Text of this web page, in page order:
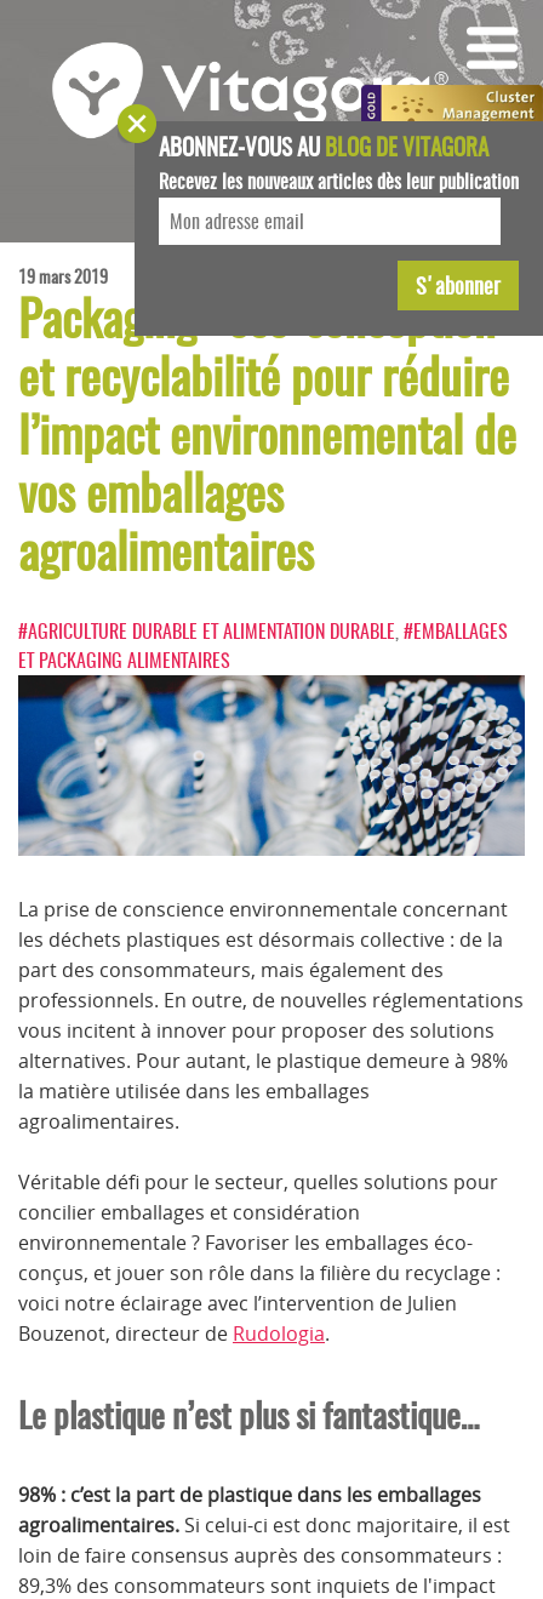
19 mars 2019
Packaging : éco-conception
et recyclabilité pour réduire
l’impact environnemental de
vos emballages
agroalimentaires
#AGRICULTURE DURABLE ET ALIMENTATION DURABLE #EMBALLAGES
ET PACKAGING ALIMENTAIRES
La prise de conscience environnementale concernant
les déchets plastiques est désormais collective : de la
part des consommateurs, mais également des
professionnels. En outre, de nouvelles réglementations
vous incitent à innover pour proposer des solutions
alternatives. Pour autant, le plastique demeure à 98%
la matière utilisée dans les emballages
agroalimentaires.
Véritable défi pour le secteur, quelles solutions pour
concilier emballages et considération
environnementale ? Favoriser les emballages éco-
conçus, et jouer son rôle dans la filière du recyclage :
voici notre éclairage avec l’intervention de Julien
Bouzenot, directeur de Rudologia.
Le plastique n’est plus si fantastique…
98% : c’est la part de plastique dans les emballages
agroalimentaires. Si celui-ci est donc majoritaire, il est
loin de faire consensus auprès des consommateurs :
89,3% des consommateurs sont inquiets de l'impact
ABONNEZ-VOUS AUBLOG DE VITAGORA
Recevez les nouveaux articles dès leur publication